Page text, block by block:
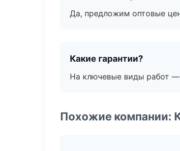
Да, предложим оптовые
Какие гарантии?
На ключевые виды работ —
Похожие компании: